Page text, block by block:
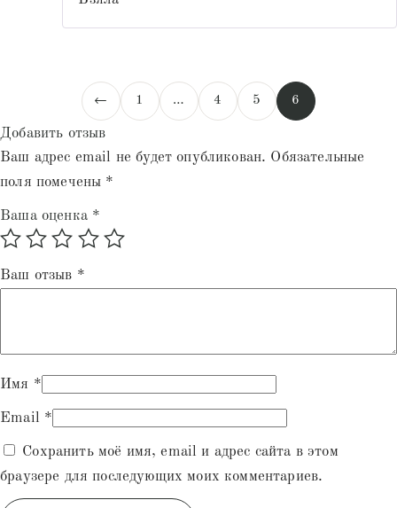
← 1 … 4 5 6
Добавить отзыв
Ваш адрес email не будет опубликован. Обязательные
поля помечены *
Ваша оценка *
Ваш отзыв *
Имя *
Email *
Сохранить моё имя, email и адрес сайта в этом
браузере для последующих моих комментариев.